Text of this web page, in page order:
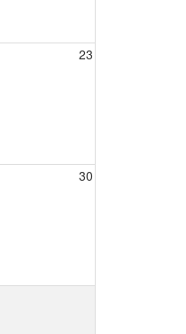
23
30